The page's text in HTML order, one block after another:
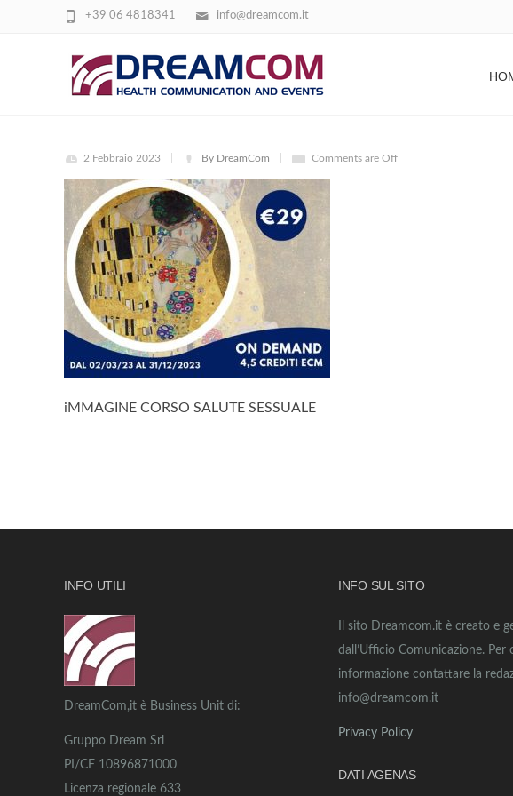
info@dreamcom.it
+39 06 4818341
IMMAGINE CORSO SALUTE SESSUALE
2 Febbraio 2023 By DreamCom Comments are Off
iMMAGINE CORSO SALUTE SESSUALE
INFO UTILI
DreamCom,it è Business Unit di:
Gruppo Dream Srl
PI/CF 10896871000
Licenza regionale 633
INFO SUL SITO
Il sito Dreamcom.it è creato e
dall’Ufficio Comunicazione. Per
informazione contattare la
info@dreamcom.it
Privacy Policy
DATI AGENAS